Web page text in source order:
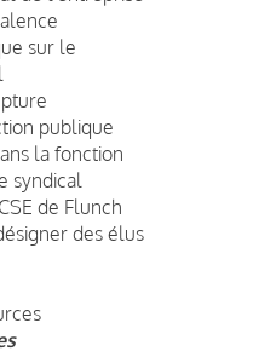
sur le
publique
la fonction
syndical
de Flunch
des élus